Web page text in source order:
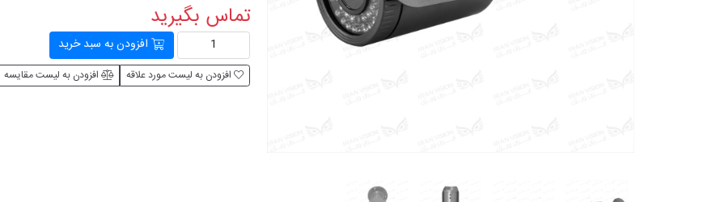
تماس بگیرید
افزودن به سبد خرید
افزودن به لیست مورد علاقه افزودن به لیست مقایسه